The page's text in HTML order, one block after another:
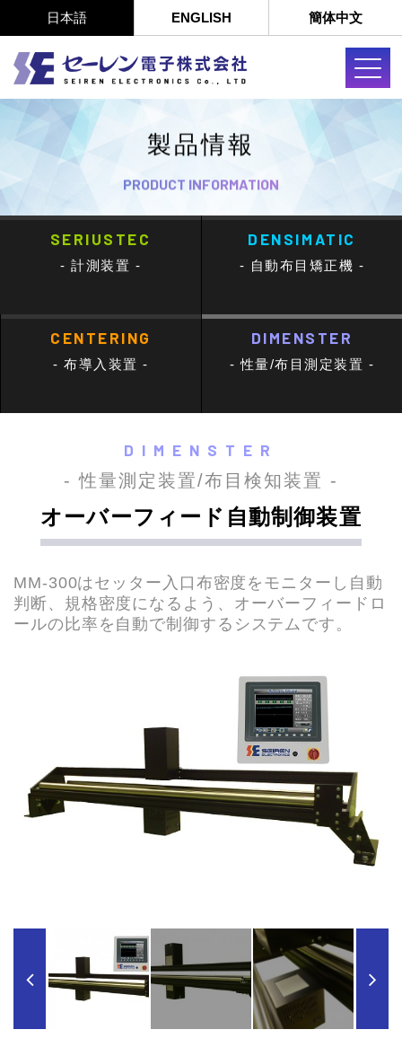
日本語 ENGLISH 簡体中文
製品情報
PRODUCT INFORMATION
SERIUSTEC
- 計測装置 -
DENSIMATIC
- 自動布目矯正機 -
CENTERING
- 布導入装置 -
DIMENSTER
- 性量/布目測定装置 -
DIMENSTER
- 性量測定装置/布目検知装置 -
オーバーフィード自動制御装置
MM-300はセッター入口布密度をモニターし自動
判断、規格密度になるよう、オーバーフィードロ
ールの比率を自動で制御するシステムです。